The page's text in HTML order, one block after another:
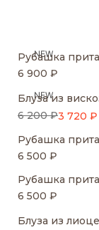
NEW
6 900 ₽
NEW
3 720 ₽
6 200 ₽
6 500 ₽
6 500 ₽